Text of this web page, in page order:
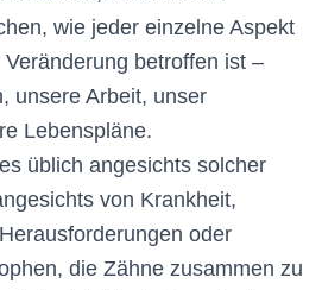
wie jeder einzelne Aspekt
betroffen ist –
unsere Arbeit, unser
Lebenspläne.
üblich angesichts solcher
von Krankheit,
oder
die Zähne zusammen zu